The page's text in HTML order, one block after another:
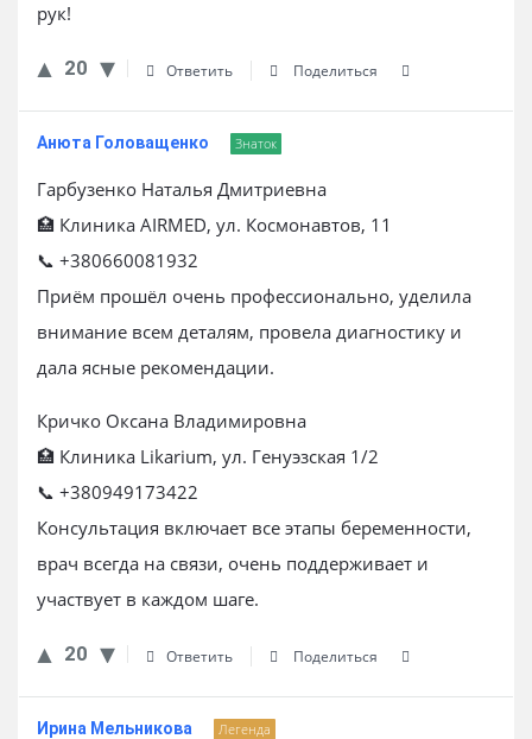
рук!
20 Ответить Поделиться
Анюта Головащенко Знаток
Гарбузенко Наталья Дмитриевна
🏥 Клиника AIRMED, ул. Космонавтов, 11
📞 +380660081932
Приём прошёл очень профессионально, уделила
внимание всем деталям, провела диагностику и
дала ясные рекомендации.
Кричко Оксана Владимировна
🏥 Клиника Likarium, ул. Генуэзская 1/2
📞 +380949173422
Консультация включает все этапы беременности,
врач всегда на связи, очень поддерживает и
участвует в каждом шаге.
20 Ответить Поделиться
Ирина Мельникова Легенда